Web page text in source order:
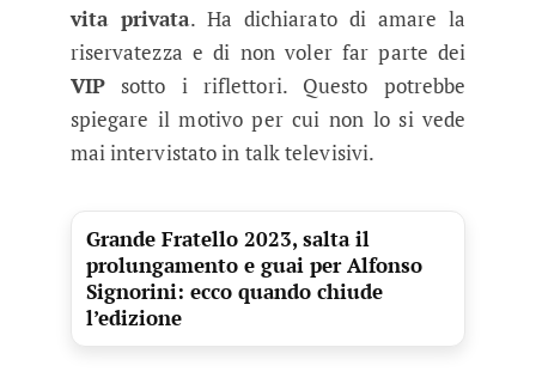
vita privata. Ha dichiarato di amare la
riservatezza e di non voler far parte dei
VIPsotto i riflettori. Questo potrebbe
spiegare il motivo per cui non lo si vede
mai intervistato in talk televisivi.
Grande Fratello 2023, salta il
prolungamento e guai per Alfonso
Signorini: ecco quando chiude
l’edizione